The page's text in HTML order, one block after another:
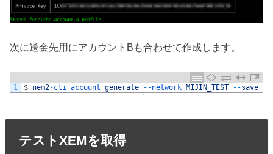
次に送金先用にアカウントBも合わせて作成します。
1 $ nem2-cli account generate --network MIJIN_TEST --save
テストXEMを取得